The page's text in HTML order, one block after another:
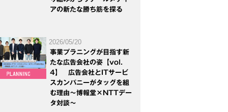
アの新たな勝ち筋を探る
2026/05/20
事業プラニングが目指す新
たな広告会社の姿【vol.
4】 広告会社とITサービ
スカンパニーがタッグを組
む理由～博報堂×NTTデー
タ対談～